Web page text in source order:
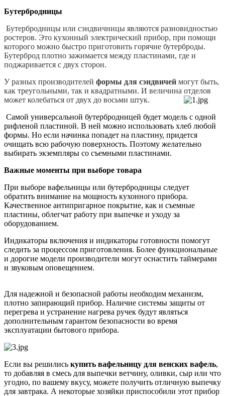
Бутербродницы
Бутербродницы или сэндвичницы являются разновидностью
ростеров. Это кухонный электрический прибор, при помощи
которого можно быстро приготовить горячие бутерброды.
Бутерброд плотно зажимается между пластинами, где и
поджаривается с двух сторон.
У разных производителей формы для сэндвичей могут быть,
как треугольными, так и квадратными. И величина отделов
может колебаться от двух до восьми штук.
Самой универсальной бутербродницей будет модель с одной
рифленой пластиной. В ней можно использовать хлеб любой
формы. Но если начинка попадет на пластину, придется
очищать всю рабочую поверхность. Поэтому желательно
выбирать экземпляры со съемными пластинами.
Важные моменты при выборе товара
При выборе вафельницы или бутербродницы следует
обратить внимание на мощность кухонного прибора.
Качественное антипригарное покрытие, как и съемные
пластины, облегчат работу при выпечке и уходу за
оборудованием.
Индикаторы включения и индикаторы готовности помогут
следить за процессом приготовления. Более функциональные
и дорогие модели производители могут оснастить таймерами
и звуковым оповещением.
Для надежной и безопасной работы необходим механизм,
плотно запирающий прибор. Наличие системы защиты от
перегрева и устранение нагрева ручек будут являться
дополнительным гарантом безопасности во время
эксплуатации бытового прибора.
Если вы решились купить вафельницу для венских вафель,
то добавляя в смесь для выпечки ветчину, оливки, сыр или что
угодно, по вашему вкусу, можете получить отличную выпечку
для завтрака. А некоторые хозяйки приспособили этот прибор